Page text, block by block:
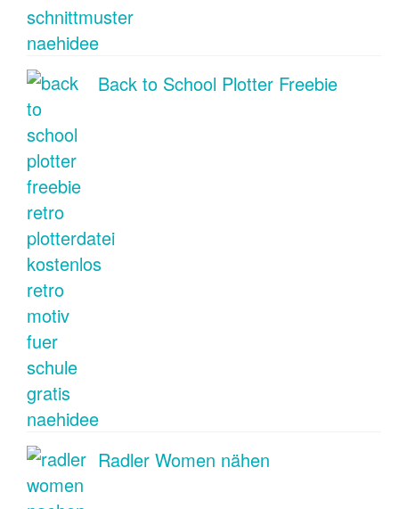
Back to School Plotter Freebie
Radler Women nähen